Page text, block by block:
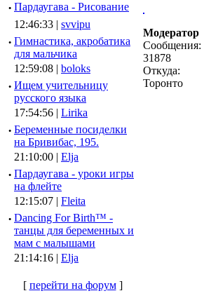
· Пардаугава - Рисование
12:46:33 | svvipu
· Гимнастика, акробатика
для мальчика
12:59:08 | boloks
· Ищем учительницу
русского языка
17:54:56 | Lirika
· Беременные посиделки
на Бривибас, 195.
21:10:00 | Elja
· Пардаугава - уроки игры
на флейте
12:15:07 | Fleita
· Dancing For Birth™ -
танцы для беременных и
мам с малышами
21:14:16 | Elja
[ перейти на форум]
Модератор
Сообщения:
31878
Откуда:
Торонто